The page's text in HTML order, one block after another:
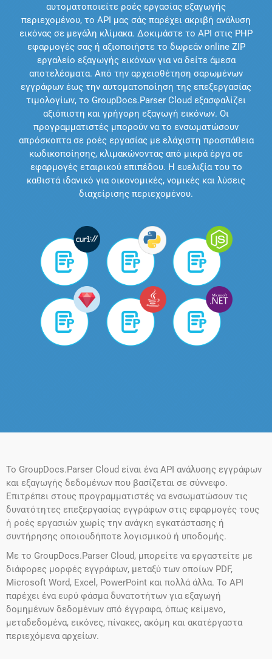
αυτοματοποιείτε ροές εργασίας εξαγωγής
περιεχομένου, το API μας σάς παρέχει ακριβή ανάλυση
εικόνας σε μεγάλη κλίμακα. Δοκιμάστε το API στις PHP
εφαρμογές σας ή αξιοποιήστε το δωρεάν online ZIP
εργαλείο εξαγωγής εικόνων για να δείτε άμεσα
αποτελέσματα. Από την αρχειοθέτηση σαρωμένων
εγγράφων έως την αυτοματοποίηση της επεξεργασίας
τιμολογίων, το GroupDocs.Parser Cloud εξασφαλίζει
αξιόπιστη και γρήγορη εξαγωγή εικόνων. Οι
προγραμματιστές μπορούν να το ενσωματώσουν
απρόσκοπτα σε ροές εργασίας με ελάχιστη προσπάθεια
κωδικοποίησης, κλιμακώνοντας από μικρά έργα σε
εφαρμογές εταιρικού επιπέδου. Η ευελιξία του το
καθιστά ιδανικό για οικονομικές, νομικές και λύσεις
διαχείρισης περιεχομένου.
Το GroupDocs.Parser Cloud είναι ένα API ανάλυσης εγγράφων
και εξαγωγής δεδομένων που βασίζεται σε σύννεφο.
Επιτρέπει στους προγραμματιστές να ενσωματώσουν τις
δυνατότητες επεξεργασίας εγγράφων στις εφαρμογές τους
ή ροές εργασιών χωρίς την ανάγκη εγκατάστασης ή
συντήρησης οποιουδήποτε λογισμικού ή υποδομής.
Με το GroupDocs.Parser Cloud, μπορείτε να εργαστείτε με
διάφορες μορφές εγγράφων, μεταξύ των οποίων PDF,
Microsoft Word, Excel, PowerPoint και πολλά άλλα. Το API
παρέχει ένα ευρύ φάσμα δυνατοτήτων για εξαγωγή
δομημένων δεδομένων από έγγραφα, όπως κείμενο,
μεταδεδομένα, εικόνες, πίνακες, ακόμη και ακατέργαστα
περιεχόμενα αρχείων.